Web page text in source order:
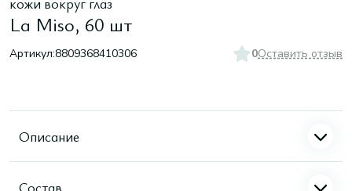
La Miso, 60 шт
Артикул:8809368410306 0Оставить отзыв
Описание
Состав